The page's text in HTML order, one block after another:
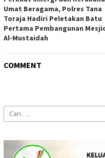
Umat Beragama, Polres Tana
Toraja Hadiri Peletakan Batu
Pertama Pembangunan
Al-Mustaidah
COMMENT
Cari
untuk: